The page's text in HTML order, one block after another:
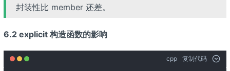
封装性比 member 还差。
6.2 explicit 构造函数的影响
cpp 复制代码